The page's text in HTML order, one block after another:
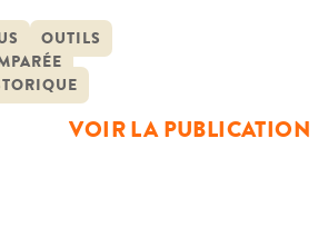
de son histoire et de ses acteurs. Ce
est commandé par une prémisse
refus de toute ontologisation du […]
OUTILS
VOIR LA PUBLICATION